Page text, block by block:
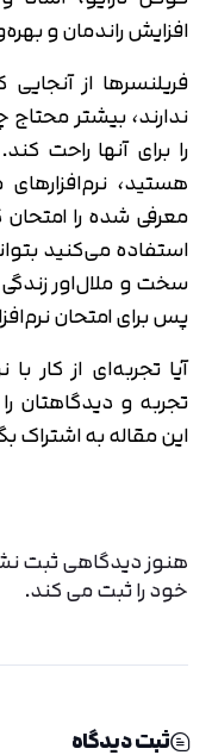
افزایش راندمان و
فریلنسرها از
ندارند، بیشتر
را برای آنها راحت
هستید،
معرفی شده را امتحان
استفاده می‌کنید
سخت و ملال‌اور
پس برای امتحان
آیا تجربه‌ای از کار
تجربه و دیدگاهتان را
این مقاله به اشتراک
هنوز دیدگاهی ثبت
خود را ثبت می کند.
ثبت دیدگاه